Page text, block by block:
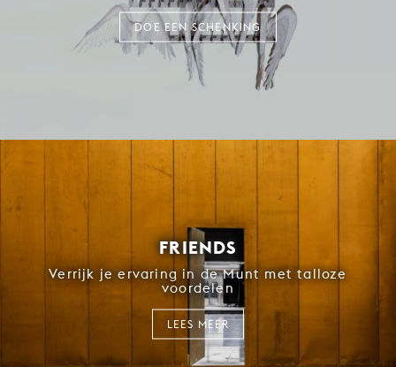
DOE EEN SCHENKING
FRIENDS
Verrijk je ervaring in de Munt met talloze
voordelen
LEES MEER